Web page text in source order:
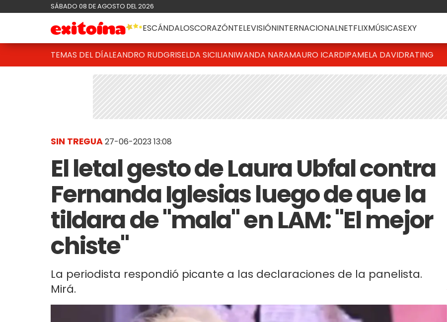
SÁBADO 08 DE AGOSTO DEL 2026
ESCÁNDALOSCORAZÓNTELEVISIÓNINTERNACIONALNETFLIXMÚSICASEXY
TEMAS DEL DÍALEANDRO RUDGRISELDA SICILIANIWANDA NARAMAURO ICARDIPAMELA DAVIDRATING
SIN TREGUA27-06-2023 13:08
El letal gesto de Laura Ubfal contra
Fernanda Iglesias luego de que la
tildara de "mala" en LAM: "El mejor
chiste"
La periodista respondió picante a las declaraciones de la panelista.
Mirá.